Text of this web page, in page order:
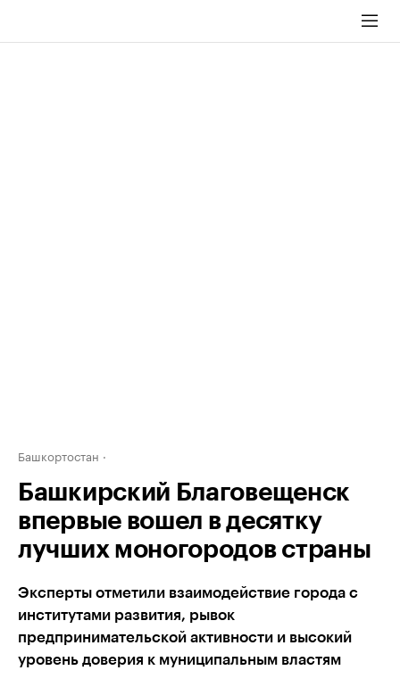
Башкортостан
Башкирский Благовещенск
впервые вошел в десятку
лучших моногородов страны
Эксперты отметили взаимодействие города с
институтами развития, рывок
предпринимательской активности и высокий
уровень доверия к муниципальным властям